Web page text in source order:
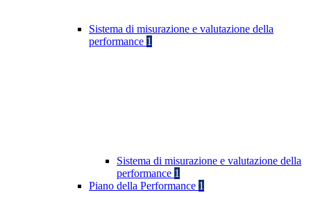
Sistema di misurazione e valutazione della
performance 1
Sistema di misurazione e valutazione della
performance 1
Piano della Performance 1